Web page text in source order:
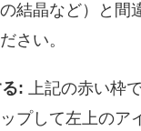
結晶など）と間
さい。
: 上記の赤い枠
プして左上のア